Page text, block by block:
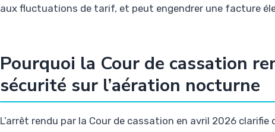
aux fluctuations de tarif, et peut engendrer une facture
Pourquoi la Cour de cassation
sécurité sur l’aération nocturne
L’arrêt rendu par la Cour de cassation en avril 2026